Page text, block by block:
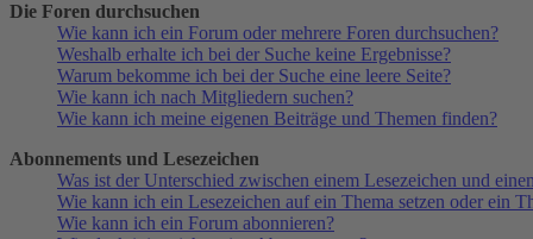
Die Foren durchsuchen
Wie kann ich ein Forum oder mehrere Foren durchsuchen?
Weshalb erhalte ich bei der Suche keine Ergebnisse?
Warum bekomme ich bei der Suche eine leere Seite?
Wie kann ich nach Mitgliedern suchen?
Wie kann ich meine eigenen Beiträge und Themen finden?
Abonnements und Lesezeichen
Was ist der Unterschied zwischen einem Lesezeichen und
Wie kann ich ein Lesezeichen auf ein Thema setzen oder ein
Wie kann ich ein Forum abonnieren?